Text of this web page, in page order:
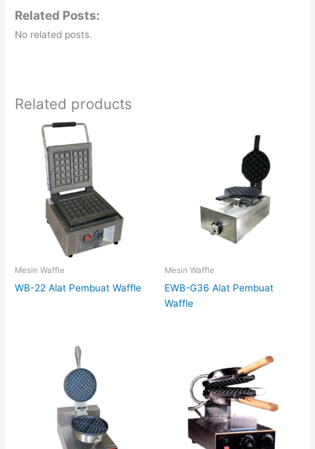
Related Posts:
No related posts.
Related products
Mesin Waffle
WB-22 Alat Pembuat Waffle
Mesin Waffle
EWB-G36 Alat Pembuat
Waffle